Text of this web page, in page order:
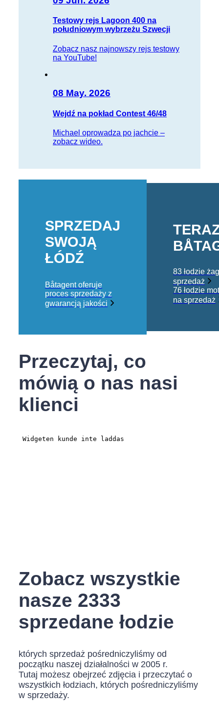
Testowy rejs Lagoon 400 na
południowym wybrzeżu Szwecji
Zobacz nasz najnowszy rejs testowy
na YouTube!
08 May. 2026
Wejdź na pokład Contest 46/48
Michael oprowadza po jachcie –
zobacz wideo.
SPRZEDAJ
SWOJĄ
ŁÓDŹ
Båtagent oferuje
proces sprzedaży z
gwarancją jakości
83 łodzie
sprzedaż
76 łodzie
na sprzedaż
Przeczytaj, co
mówią o nas nasi
klienci
Zobacz wszystkie
nasze 2333
sprzedane łodzie
których sprzedaż pośredniczyliśmy od
początku naszej działalności w 2005 r.
Tutaj możesz obejrzeć zdjęcia i przeczytać o
wszystkich łodziach, których pośredniczyliśmy
w sprzedaży.